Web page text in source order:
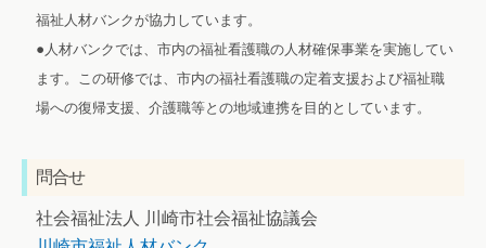
福祉人材バンクが協力しています。
●人材バンクでは、市内の福祉看護職の人材確保事業を実施してい
ます。この研修では、市内の福社看護職の定着支援および福祉職
場への復帰支援、介護職等との地域連携を目的としています。
問合せ
社会福祉法人 川崎市社会福祉協議会